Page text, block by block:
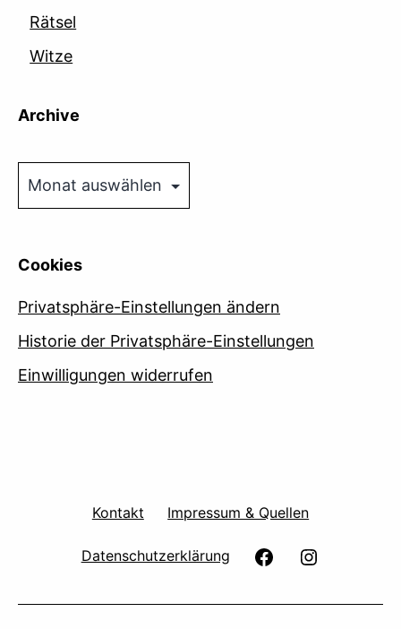
Rätsel
Witze
Archive
Cookies
Privatsphäre-Einstellungen ändern
Historie der Privatsphäre-Einstellungen
Einwilligungen widerrufen
Kontakt Impressum & Quellen
Datenschutzerklärung facebook